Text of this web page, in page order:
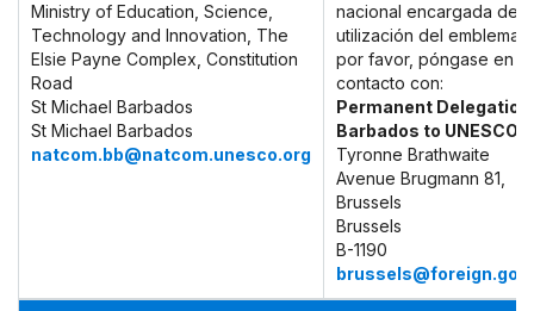
Ministry of Education, Science,
Technology and Innovation, The
Elsie Payne Complex, Constitution
Road
St Michael Barbados
St Michael Barbados
natcom.bb@natcom.unesco.org
nacional encargada de
utilización del emblema,
por favor, póngase en
contacto con:
Permanent Delegation
Barbados to UNESCO
Tyronne Brathwaite
Avenue Brugmann 81,
Brussels
Brussels
B-1190